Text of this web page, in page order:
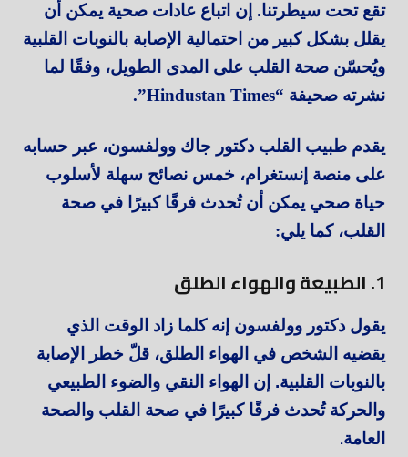
تقع تحت سيطرتنا. إن اتباع عادات صحية يمكن أن
يقلل بشكل كبير من احتمالية الإصابة بالنوبات القلبية
ويُحسّن صحة القلب على المدى الطويل، وفقًا لما
نشرته صحيفة “Hindustan Times”.
يقدم طبيب القلب دكتور جاك وولفسون، عبر حسابه
على منصة إنستغرام، خمس نصائح سهلة لأسلوب
حياة صحي يمكن أن تُحدث فرقًا كبيرًا في صحة
القلب، كما يلي:
1. الطبيعة والهواء الطلق
يقول دكتور وولفسون إنه كلما زاد الوقت الذي
يقضيه الشخص في الهواء الطلق، قلّ خطر الإصابة
بالنوبات القلبية. إن الهواء النقي والضوء الطبيعي
والحركة تُحدث فرقًا كبيرًا في صحة القلب والصحة
العامة.